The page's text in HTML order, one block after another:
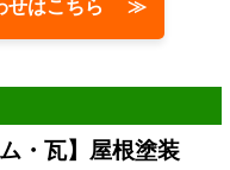
わせはこちら ≫
・瓦】屋根塗装